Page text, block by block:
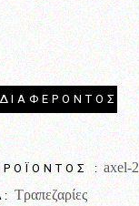
: axel-2
Τραπεζαρίες